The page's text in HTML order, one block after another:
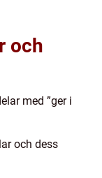
och
med ”ger i
och dess